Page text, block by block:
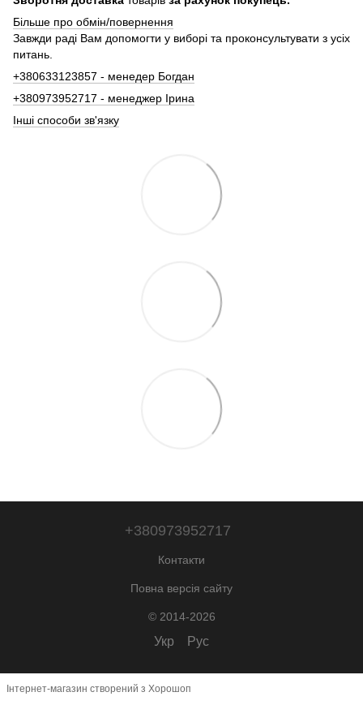
Більше про обмін/повернення
Завжди раді Вам допомогти у виборі та проконсультувати з усіх
питань.
+380633123857 - менедер Богдан
+380973952717 - менеджер Ірина
Інші способи зв'язку
+380973952717
Контакти
Повна версія сайту
© 2014-2026
Укр Рус
Інтернет-магазин створений з Хорошоп